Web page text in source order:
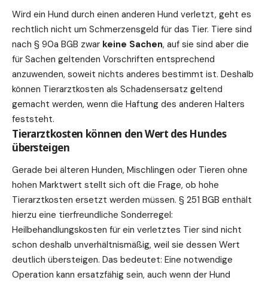
Wird ein Hund durch einen anderen Hund verletzt, geht es
rechtlich nicht um Schmerzensgeld für das Tier. Tiere sind
nach § 90a BGB zwar keine Sachen, auf sie sind aber die
für Sachen geltenden Vorschriften entsprechend
anzuwenden, soweit nichts anderes bestimmt ist. Deshalb
können Tierarztkosten als Schadensersatz geltend
gemacht werden, wenn die Haftung des anderen Halters
feststeht.
Tierarztkosten können den Wert des Hundes
übersteigen
Gerade bei älteren Hunden, Mischlingen oder Tieren ohne
hohen Marktwert stellt sich oft die Frage, ob hohe
Tierarztkosten ersetzt werden müssen. § 251 BGB enthält
hierzu eine tierfreundliche Sonderregel:
Heilbehandlungskosten für ein verletztes Tier sind nicht
schon deshalb unverhältnismäßig, weil sie dessen Wert
deutlich übersteigen. Das bedeutet: Eine notwendige
Operation kann ersatzfähig sein, auch wenn der Hund